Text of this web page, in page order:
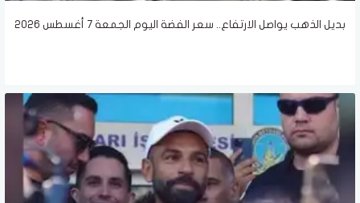
بديل الذهب يواصل الارتفاع.. سعر الفضة اليوم الجمعة 7 أغسطس 2026